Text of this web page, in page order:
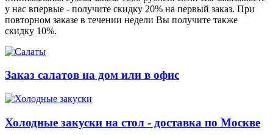
у нас впервые - получите скидку 20% на первый заказ. При
повторном заказе в течении недели Вы получите также
скидку 10%.
Заказ салатов на дом или в офис
Холодные закуски на стол - доставка по Москве